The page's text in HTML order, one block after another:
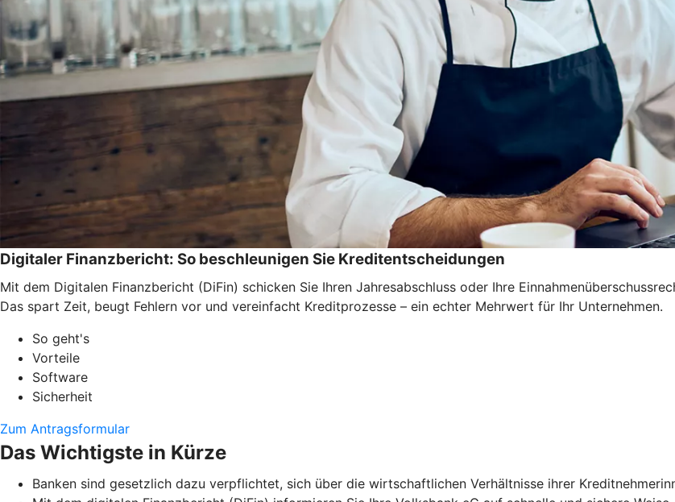
Digitaler Finanzbericht: So beschleunigen Sie Kreditentscheidungen
Mit dem Digitalen Finanzbericht (DiFin) schicken Sie Ihren Jahresabschluss oder Ihre
Das spart Zeit, beugt Fehlern vor und vereinfacht Kreditprozesse – ein echter Mehrwert für Ihr Unternehmen.
So geht's
Vorteile
Software
Sicherheit
Zum Antragsformular
Das Wichtigste in Kürze
Banken sind gesetzlich dazu verpflichtet, sich über die wirtschaftlichen Verhältnisse ihrer